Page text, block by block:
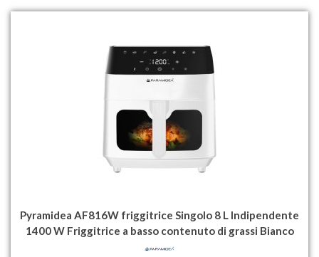
Pyramidea AF816W friggitrice Singolo 8 L Indipendente
1400 W Friggitrice a basso contenuto di grassi Bianco